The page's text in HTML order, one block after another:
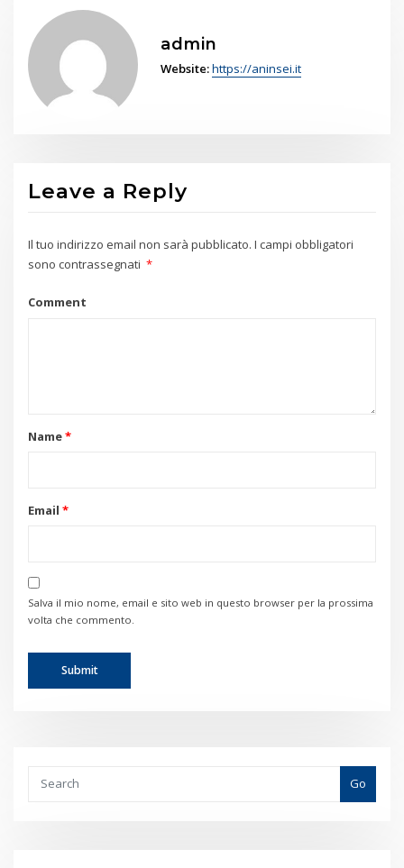
admin
Website:https://aninsei.it
Leave a Reply
Il tuo indirizzo email non sarà pubblicato. I campi obbligatori
sono contrassegnati *
Comment
Name*
Email *
Salva il mio nome, email e sito web in questo browser per la prossima
volta che commento.
Go